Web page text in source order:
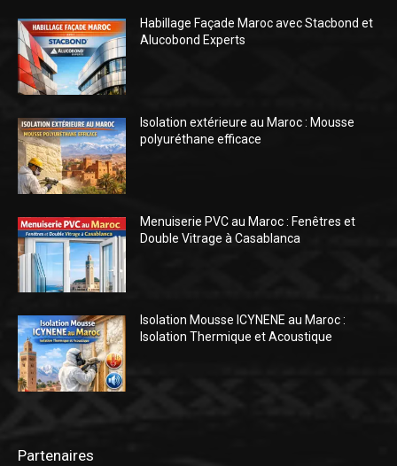
Habillage Façade Maroc avec Stacbond et
Alucobond Experts
Isolation extérieure au Maroc : Mousse
polyuréthane efficace
Menuiserie PVC au Maroc : Fenêtres et
Double Vitrage à Casablanca
Isolation Mousse ICYNENE au Maroc :
Isolation Thermique et Acoustique
Partenaires